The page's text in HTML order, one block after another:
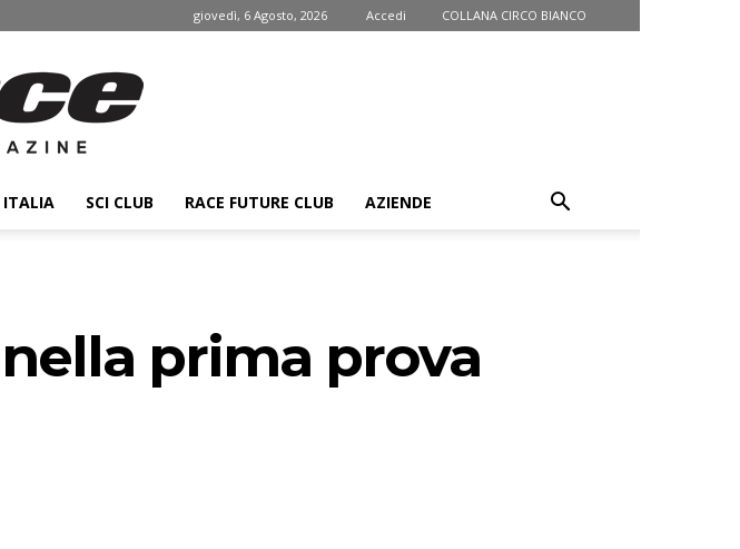
giovedì, 6 Agosto, 2026 Accedi COLLANA CIRCO BIANCO
ITALIA SCI CLUB RACE FUTURE CLUB AZIENDE
prima prova